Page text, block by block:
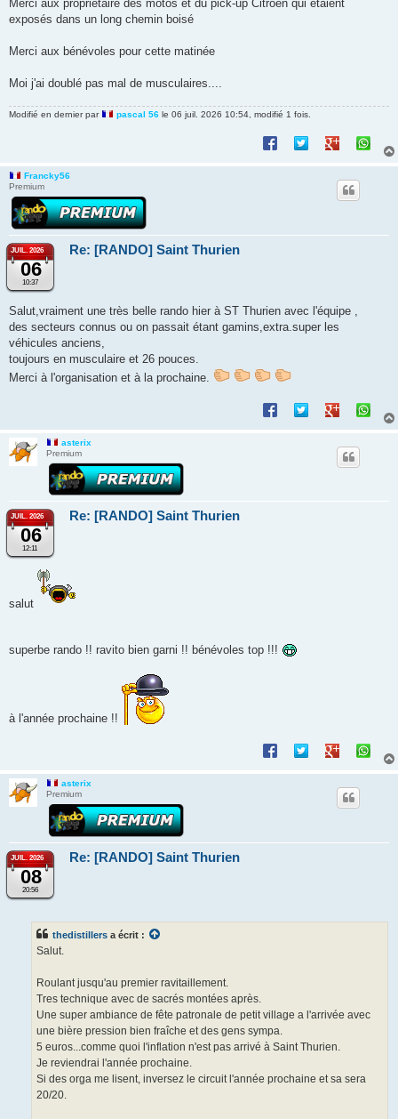
Merci aux propriétaire des motos et du pick-up Citroën qui étaient
exposés dans un long chemin boisé
Merci aux bénévoles pour cette matinée
Moi j'ai doublé pas mal de musculaires....
Modifié en dernier par pascal 56 le 06 juil. 2026 10:54, modifié 1 fois.
Francky56
Premium
JUIL. 2026
06
10:37
Re: [RANDO] Saint Thurien
Salut,vraiment une très belle rando hier à ST Thurien avec l'équipe ,
des secteurs connus ou on passait étant gamins,extra.super les
véhicules anciens,
toujours en musculaire et 26 pouces.
Merci à l'organisation et à la prochaine.
asterix
Premium
JUIL. 2026
06
12:11
Re: [RANDO] Saint Thurien
salut
superbe rando !! ravito bien garni !! bénévoles top !!!
à l'année prochaine !!
asterix
Premium
JUIL. 2026
08
20:56
Re: [RANDO] Saint Thurien
thedistillers a écrit :
Salut.
Roulant jusqu'au premier ravitaillement.
Tres technique avec de sacrés montées après.
Une super ambiance de fête patronale de petit village a l'arrivée avec
une bière pression bien fraîche et des gens sympa.
5 euros...comme quoi l'inflation n'est pas arrivé à Saint Thurien.
Je reviendrai l'année prochaine.
Si des orga me lisent, inversez le circuit l'année prochaine et sa sera
20/20.